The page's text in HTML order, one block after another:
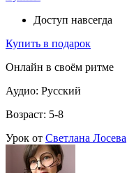
Доступ навсегда
Купить в подарок
Онлайн в своём ритме
Аудио: Русский
Возраст: 5-8
Урок от Светлана Лосева